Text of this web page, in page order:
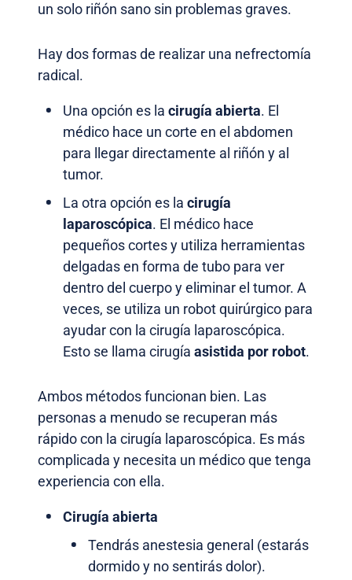
un solo riñón sano sin problemas graves.
Hay dos formas de realizar una nefrectomía
radical.
Una opción es la cirugía abierta. El
médico hace un corte en el abdomen
para llegar directamente al riñón y al
tumor.
La otra opción es la cirugía
laparoscópica. El médico hace
pequeños cortes y utiliza herramientas
delgadas en forma de tubo para ver
dentro del cuerpo y eliminar el tumor. A
veces, se utiliza un robot quirúrgico para
ayudar con la cirugía laparoscópica.
Esto se llama cirugía asistida por robot.
Ambos métodos funcionan bien. Las
personas a menudo se recuperan más
rápido con la cirugía laparoscópica. Es más
complicada y necesita un médico que tenga
experiencia con ella.
Cirugía abierta
Tendrás anestesia general (estarás
dormido y no sentirás dolor).